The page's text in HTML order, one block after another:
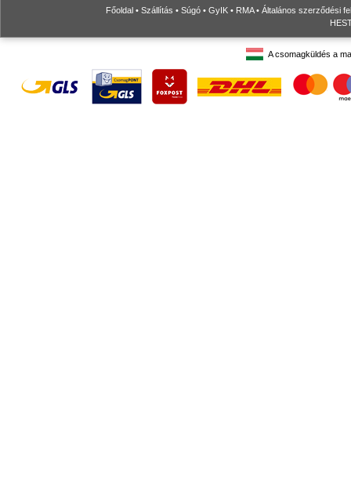
Főoldal • Szállítás • Súgó • GyIK • RMA• Általános szerződési
A csomagküldés a